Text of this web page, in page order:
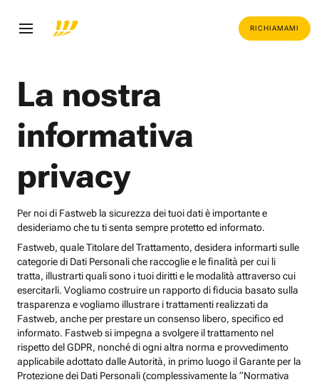
RICHIAMAMI
La nostra
informativa
privacy
Per noi di Fastweb la sicurezza dei tuoi dati è importante e
desideriamo che tu ti senta sempre protetto ed informato.
Fastweb, quale Titolare del Trattamento, desidera informarti sulle
categorie di Dati Personali che raccoglie e le finalità per cui li
tratta, illustrarti quali sono i tuoi diritti e le modalità attraverso cui
esercitarli. Vogliamo costruire un rapporto di fiducia basato sulla
trasparenza e vogliamo illustrare i trattamenti realizzati da
Fastweb, anche per prestare un consenso libero, specifico ed
informato. Fastweb si impegna a svolgere il trattamento nel
rispetto del GDPR, nonché di ogni altra norma e provvedimento
applicabile adottato dalle Autorità, in primo luogo il Garante per la
Protezione dei Dati Personali (complessivamente la “Normativa